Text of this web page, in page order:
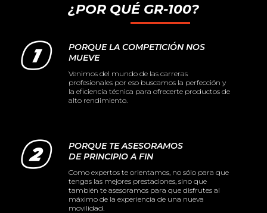
¿POR QUÉ GR-100?
PORQUE LA COMPETICIÓN NOS
MUEVE
Venimos del mundo de las carreras
profesionales por eso buscamos la perfección y
la eficiencia técnica para ofrecerte productos de
alto rendimiento.
PORQUE TE ASESORAMOS
DE PRINCIPIO A FIN
Como expertos te orientamos, no sólo para que
tengas las mejores prestaciones, sino que
también te asesoramos para que disfrutes al
máximo de la experiencia de una nueva
movilidad.